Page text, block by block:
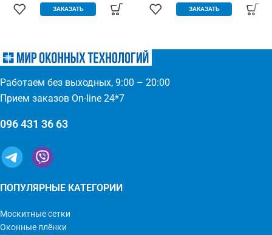
одевается и снимается -
ломается - любые формы и
трапеция - проста в установке
(инструмент не нужен)
ЗАКАЗАТЬ
и в бок - высокая прочность и
простое управление
(автоматическое выдвижение)
- широкий выбор цвета по
ЗАКАЗАТЬ
Работаем без выходных, 9:00 – 20:00
Прием заказов On-line 24*7
096 431 36 63
ПОПУЛЯРНЫЕ КАТЕГОРИИ
Москитные сетки
Оконные плёнки